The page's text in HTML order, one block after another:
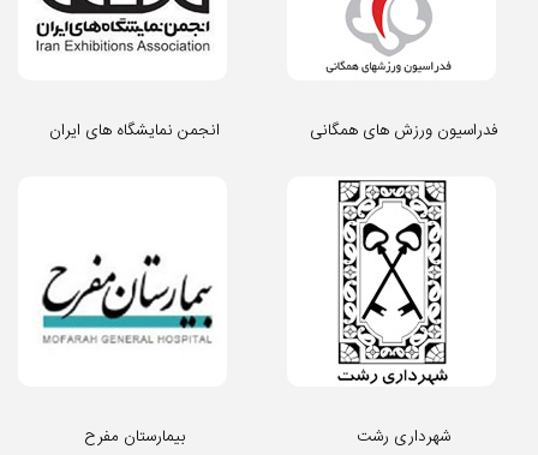
انجمن نمایشگاه های ایران فدراسیون ورزش های همگانی
بیمارستان مفرح شهرداری رشت